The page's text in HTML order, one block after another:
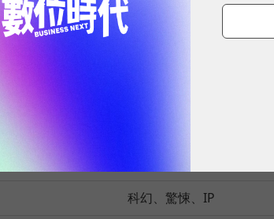
驚悚、犯罪
科幻、驚悚、IP